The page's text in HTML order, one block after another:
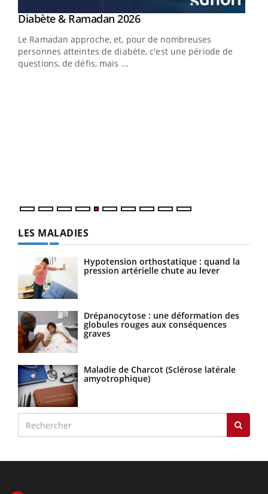
Youtube
Diabète & Ramadan 2026Youtube
Le Ramadan approche, et, pour de nombreuses
personnes atteintes de diabète, c'est une période de
questions, de défis, mais ...
LES MALADIES
Hypotension orthostatique : quand la
pression artérielle chute au lever
Drépanocytose : une déformation des
globules rouges aux conséquences
graves
Maladie de Charcot (Sclérose latérale
amyotrophique)